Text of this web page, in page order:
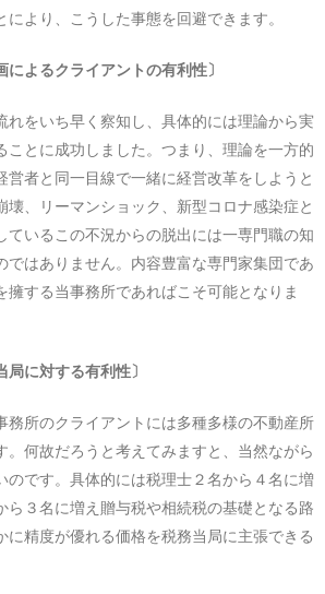
より、こうした事態を回避できます。
によるクライアントの有利性〕
れをいち早く察知し、具体的には理論から実
ことに成功しました。つまり、理論を一方的
営者と同一目線で一緒に経営改革をしようと
壊、リーマンショック、新型コロナ感染症と
ているこの不況からの脱出には一専門職の知
ではありません。内容豊富な専門家集団であ
擁する当事務所であればこそ可能となりま
局に対する有利性〕
務所のクライアントには多種多様の不動産所
。何故だろうと考えてみますと、当然ながら
のです。具体的には税理士２名から４名に増
ら３名に増え贈与税や相続税の基礎となる路
に精度が優れる価格を税務当局に主張できる